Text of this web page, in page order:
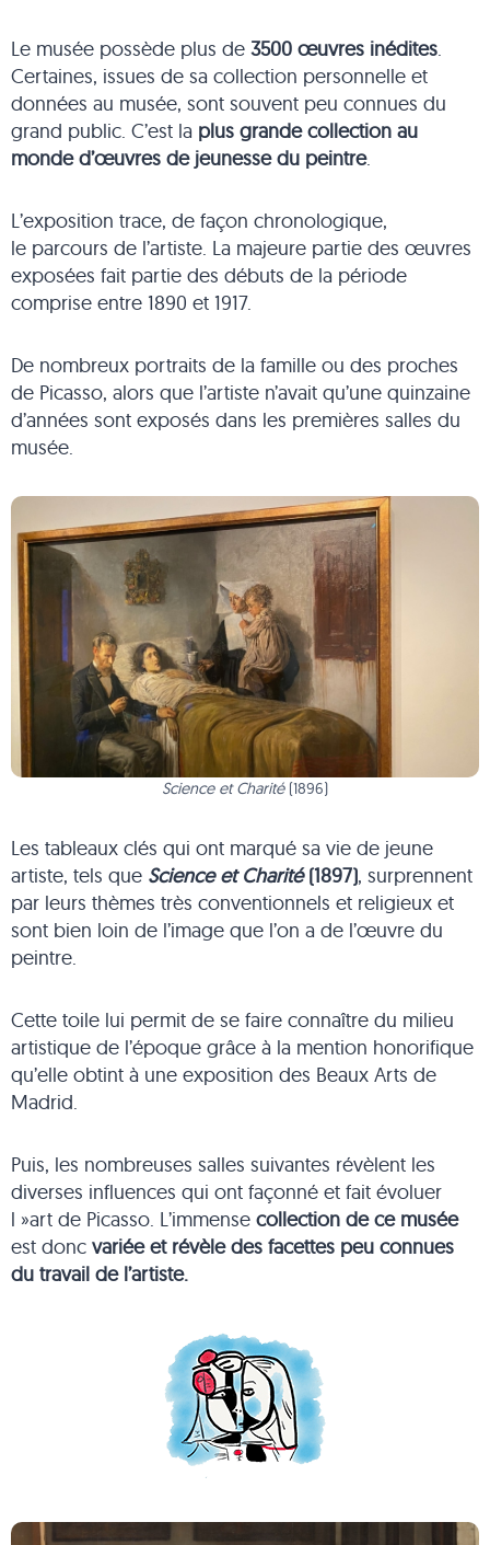
Le musée possède plus de 3500 œuvres inédites.
Certaines, issues de sa collection personnelle et
données au musée, sont souvent peu connues du
grand public. C’est la plus grande collection au
monde d’œuvres de jeunesse du peintre.
L’exposition trace, de façon chronologique,
le parcours de l’artiste. La majeure partie des œuvres
exposées fait partie des débuts de la période
comprise entre 1890 et 1917.
De nombreux portraits de la famille ou des proches
de Picasso, alors que l’artiste n’avait qu’une quinzaine
d’années sont exposés dans les premières salles du
musée.
Science et Charité(1896)
Les tableaux clés qui ont marqué sa vie de jeune
artiste, tels que Science et Charité(1897), surprennent
par leurs thèmes très conventionnels et religieux et
sont bien loin de l’image que l’on a de l’œuvre du
peintre.
Cette toile lui permit de se faire connaître du milieu
artistique de l’époque grâce à la mention honorifique
qu’elle obtint à une exposition des Beaux Arts de
Madrid.
Puis, les nombreuses salles suivantes révèlent les
diverses influences qui ont façonné et fait évoluer
l »art de Picasso. L’immensecollection de ce musée
est donc variée et révèle des facettes peu connues
du travail de l’artiste.